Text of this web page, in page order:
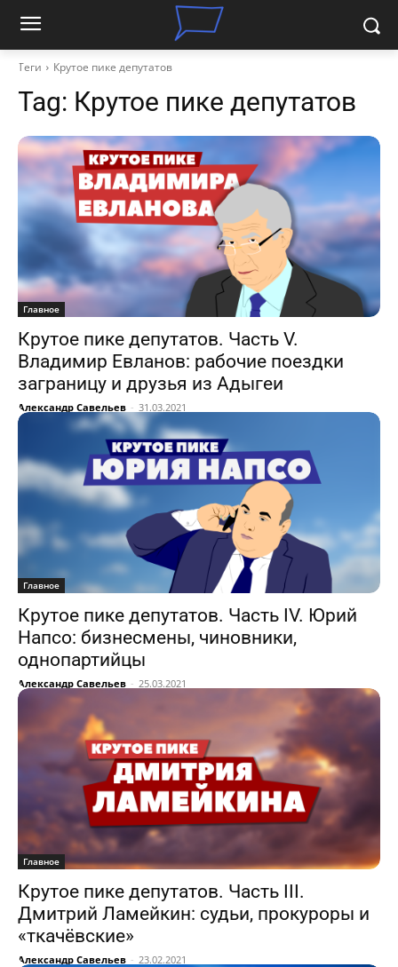
Теги Крутое пике депутатов
Tag: Крутое пике депутатов
Главное
Крутое пике депутатов. Часть V.
Владимир Евланов: рабочие поездки
заграницу и друзья из Адыгеи
Александр Савельев - 31.03.2021
Главное
Крутое пике депутатов. Часть IV. Юрий
Напсо: бизнесмены, чиновники,
однопартийцы
Александр Савельев - 25.03.2021
Главное
Крутое пике депутатов. Часть III.
Дмитрий Ламейкин: судьи, прокуроры и
«ткачёвские»
Александр Савельев - 23.02.2021